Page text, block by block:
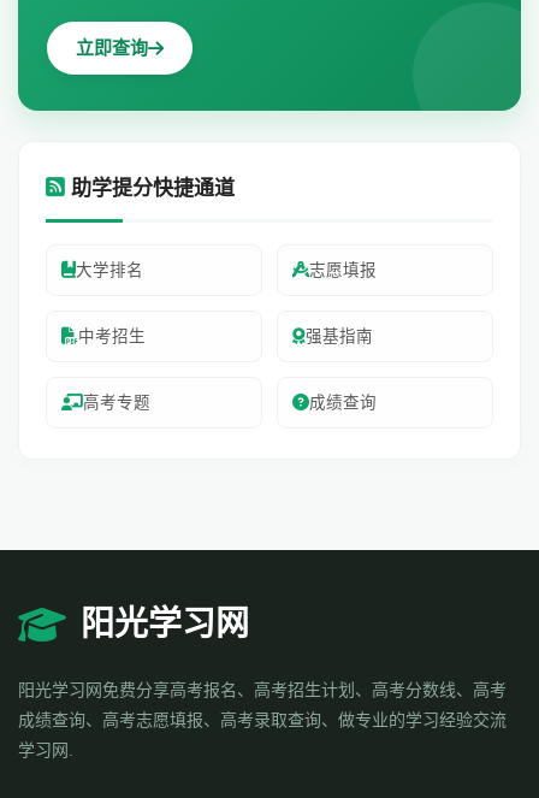
立即查询
助学提分快捷通道
大学排名 志愿填报
中考招生 强基指南
高考专题 成绩查询
阳光学习网
阳光学习网免费分享高考报名、高考招生计划、高考分数线、高考
成绩查询、高考志愿填报、高考录取查询、做专业的学习经验交流
学习网.